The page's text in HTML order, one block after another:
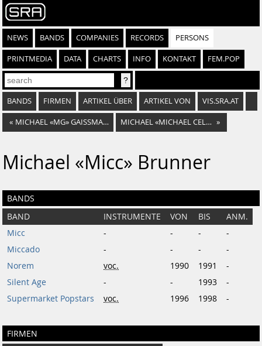
NEWS BANDS COMPANIES RECORDS PERSONS
PRINTMEDIA DATA CHARTS INFO KONTAKT FEM.POP
BANDS FIRMEN ARTIKEL ÜBER ARTIKEL VON VIS.SRA.AT
« MICHAEL «MG» GAISSMAIER MICHAEL «MICHAEL CELLIS» KAMPITSCH »
Michael «Micc» Brunner
BANDS
BAND INSTRUMENTE VON BIS
ANM.
Micc
- - -
-
Miccado
- - -
-
Norem
voc. 1990 1991
-
Silent Age
- - 1993
-
Supermarket Popstars
voc. 1996 1998 -
FIRMEN